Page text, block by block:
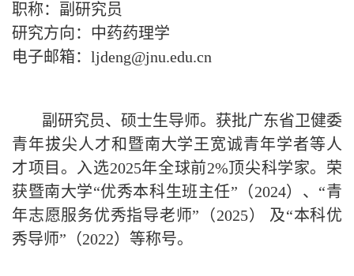
职称：副研究员
研究方向：中药药理学
电子邮箱：ljdeng@jnu.edu.cn
副研究员、硕士生导师。获批广东省卫健委
青年拔尖人才和暨南大学王宽诚青年学者等人
才项目。入选2025年全球前2%顶尖科学家。荣
获暨南大学“优秀本科生班主任”（2024）、“青
年志愿服务优秀指导老师”（2025） 及“本科优
秀导师”（2022）等称号。